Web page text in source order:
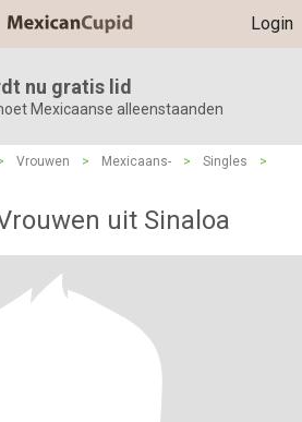
Login
nu gratis lid
Mexicaanse alleenstaanden
Vrouwen > Mexicaans- > Singles
>
uit Sinaloa